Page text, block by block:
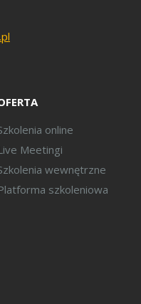
online
Meetingi
wewnętrzne
szkoleniowa